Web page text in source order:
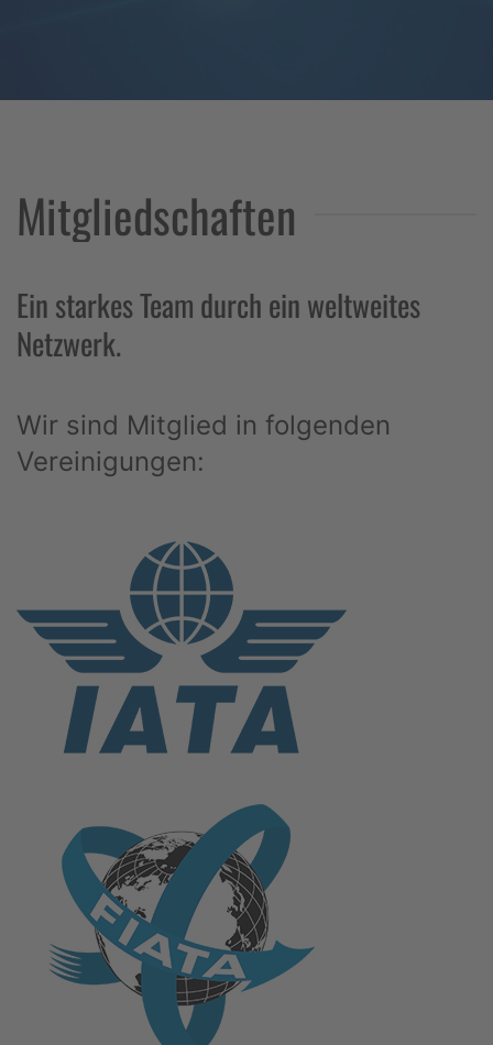
Mitgliedschaften
Ein starkes Team durch ein weltweites
Netzwerk.
Wir sind Mitglied in folgenden
Vereinigungen: